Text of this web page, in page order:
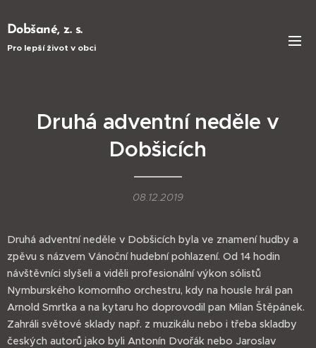
Dobšané, z. s.
Pro lepší život v obci
Druhá adventní neděle v
Dobšicích
08.12.2019
Druhá adventní neděle v Dobšicích byla ve znamení hudby a
zpěvu s názvem Vánoční hudební pohlazení. Od 14 hodin
návštěvníci slyšeli a viděli profesionální výkon sólistů
Nymburského komorního orchestru, kdy na housle hrál pan
Arnold Smrtka a na kytaru ho doprovodil pan Milan Štěpánek.
Zahráli světové sklady např. z muzikálu nebo i třeba skladby
českých autorů jako byli Antonín Dvořák nebo Jaroslav